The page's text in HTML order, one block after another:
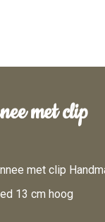
met clip
met clip
13 cm hoog